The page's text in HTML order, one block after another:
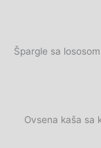
Špargle sa lososom
Ovsena kaša sa